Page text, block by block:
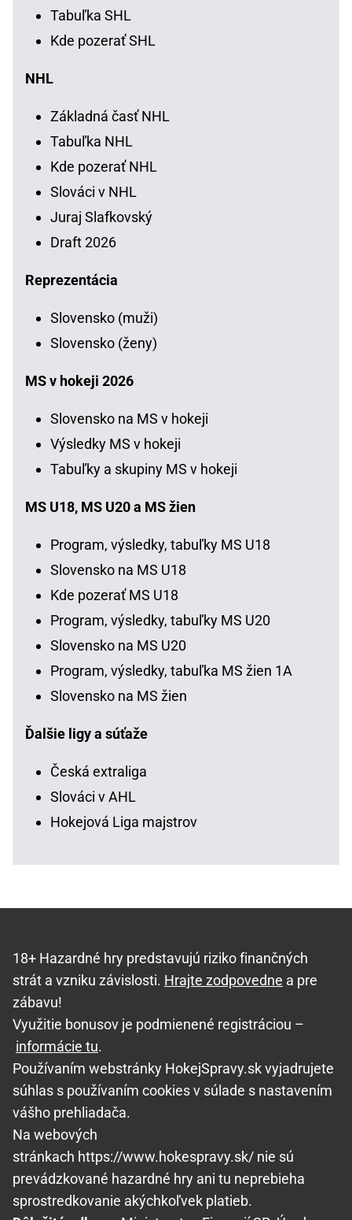
Tabuľka SHL
Kde pozerať SHL
NHL
Základná časť NHL
Tabuľka NHL
Kde pozerať NHL
Slováci v NHL
Juraj Slafkovský
Draft 2026
Reprezentácia
Slovensko (muži)
Slovensko (ženy)
MS v hokeji 2026
Slovensko na MS v hokeji
Výsledky MS v hokeji
Tabuľky a skupiny MS v hokeji
MS U18, MS U20 a MS žien
Program, výsledky, tabuľky MS U18
Slovensko na MS U18
Kde pozerať MS U18
Program, výsledky, tabuľky MS U20
Slovensko na MS U20
Program, výsledky, tabuľka MS žien 1A
Slovensko na MS žien
Ďalšie ligy a súťaže
Česká extraliga
Slováci v AHL
Hokejová Liga majstrov
18+ Hazardné hry predstavujú riziko finančných
strát a vzniku závislosti. Hrajte zodpovedne a pre
zábavu!
Využitie bonusov je podmienené registráciou –
informácie tu.
Používaním webstránky HokejSpravy.sk vyjadrujete
súhlas s používaním cookies v súlade s nastavením
vášho prehliadača.
Na webových
stránkach https://www.hokespravy.sk/ nie sú
prevádzkované hazardné hry ani tu neprebieha
sprostredkovanie akýchkoľvek platieb.